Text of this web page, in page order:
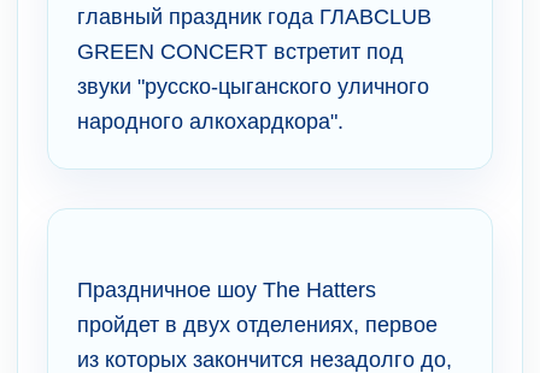
главный праздник года ГЛАВCLUB
GREEN CONCERT встретит под
звуки "русско-цыганского уличного
народного алкохардкора".
Праздничное шоу The Hatters
пройдет в двух отделениях, первое
из которых закончится незадолго до,